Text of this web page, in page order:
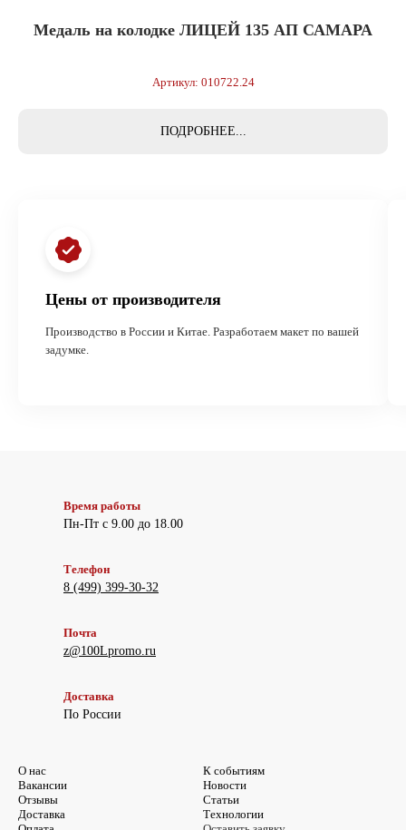
Медаль на колодке ЛИЦЕЙ 135 АП САМАРА
Артикул: 010722.24
ПОДРОБНЕЕ...
Цены от производителя
Производство в России и Китае. Разработаем макет по вашей
задумке.
Время работы
Пн-Пт с 9.00 до 18.00
Телефон
8 (499) 399-30-32
Почта
z@100Lpromo.ru
Доставка
По России
О нас
Вакансии
Отзывы
Доставка
К событиям
Новости
Статьи
Технологии